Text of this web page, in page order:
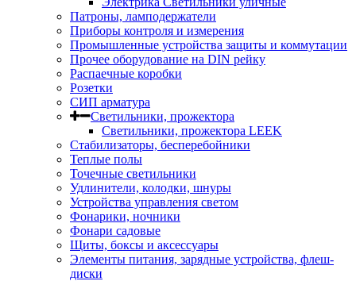
Патроны, ламподержатели
Приборы контроля и измерения
Промышленные устройства защиты и коммутации
Прочее оборудование на DIN рейку
Распаечные коробки
Розетки
СИП арматура
Светильники, прожектора
Светильники, прожектора LEEK
Стабилизаторы, бесперебойники
Теплые полы
Точечные светильники
Удлинители, колодки, шнуры
Устройства управления светом
Фонарики, ночники
Фонари садовые
Щиты, боксы и аксессуары
Элементы питания, зарядные устройства, флеш-
диски